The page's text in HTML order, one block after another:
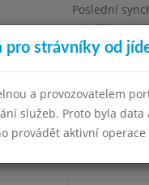
Poslední
Pondělí
Pavlovice u
Kontakty a informace
pro strávníky od
a provozovatelem
služeb. Proto byla
provádět aktivní